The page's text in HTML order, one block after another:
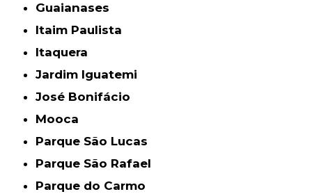
Guaianases
Itaim Paulista
Itaquera
Jardim Iguatemi
José Bonifácio
Mooca
Parque São Lucas
Parque São Rafael
Parque do Carmo